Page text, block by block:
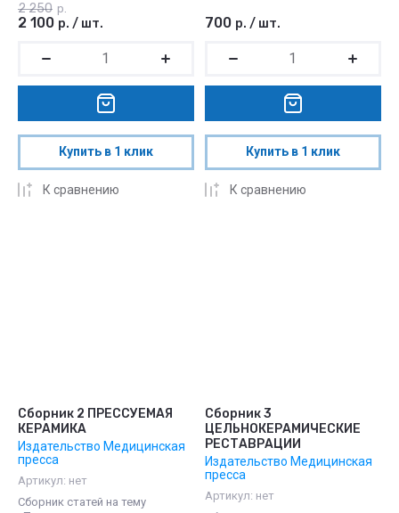
2 250 р.
2 100 р. / шт.
Купить в 1 клик
К сравнению
700 р. / шт.
Купить в 1 клик
К сравнению
Сборник 2 ПРЕССУЕМАЯ
КЕРАМИКА
Издательство Медицинская
пресса
Артикул: нет
Сборник статей на тему
Сборник 3
ЦЕЛЬНОКЕРАМИЧЕСКИЕ
РЕСТАВРАЦИИ
Издательство Медицинская
пресса
Артикул: нет